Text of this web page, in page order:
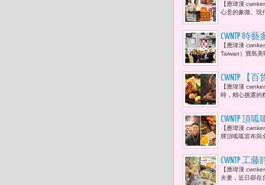
盒、老爺
成禮坊月
【應瑋漢
心意的象徵。現
CWNTP 時
然、劉鎮
【應瑋漢
Taiwan）寶島
CWNTP 【
應世界地球
【應瑋漢
時，精心挑選的
CWNTP 頂
歡 呂達人
【應瑋漢
牌頂呱呱宣布與
CWNTP 工
【應瑋漢
夫妻，近日卻在